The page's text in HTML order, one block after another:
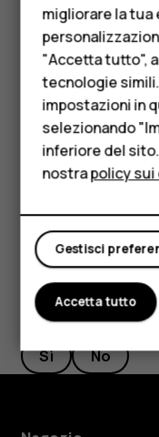
Telefoni
HMD
Per le
Tablet
Negozio
Il mio account
giù. È inoltre
suoneria del
risposta:
Volume basso
Per rifiutare
Movimento:
Capovolgi per
chiamata,
Ti è stato d'aiuto?
Sì No
migliorare la tua
"Accetta tutto",
tecnologie
impostazioni in
selezionando
inferiore del
nostrapolicy sui
Gestisci
Accetta tutto